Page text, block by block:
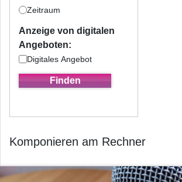
Zeitraum
Anzeige von digitalen
Angeboten:
Digitales Angebot
Komponieren am Rechner